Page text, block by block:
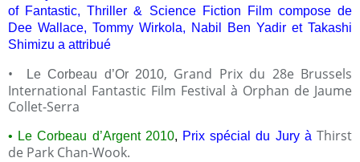
of Fantastic, Thriller & Science Fiction Film compose de
Dee Wallace, Tommy Wirkola, Nabil Ben Yadir et Takashi
Shimizu a attribué
• Le Corbeau d’Or 2010, Grand Prix du 28e Brussels
International Fantastic Film Festival à Orphan de Jaume
Collet-Serra
• Le Corbeau d’Argent 2010, Prix spécial du Jury à Thirst
de Park Chan-Wook.